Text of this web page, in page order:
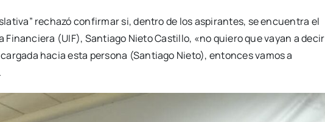
rechazó confirmar si, dentro de los aspirantes, se encuentra el
(UIF), Santiago Nieto Castillo, «no quiero que vayan a decir
hacia esta persona (Santiago Nieto), entonces vamos a